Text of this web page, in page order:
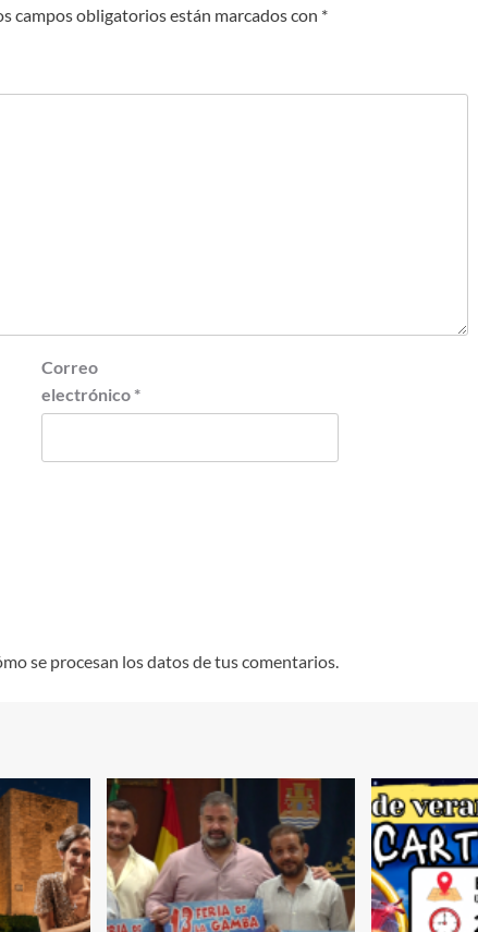
campos obligatorios están marcados con *
Correo
electrónico *
se procesan los datos de tus comentarios.